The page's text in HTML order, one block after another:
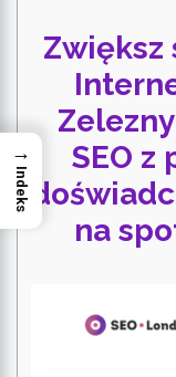
Zwiększ
SEO z
na
→
Indeks